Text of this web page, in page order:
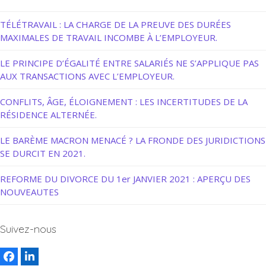
TÉLÉTRAVAIL : LA CHARGE DE LA PREUVE DES DURÉES
MAXIMALES DE TRAVAIL INCOMBE À L’EMPLOYEUR.
LE PRINCIPE D’ÉGALITÉ ENTRE SALARIÉS NE S’APPLIQUE PAS
AUX TRANSACTIONS AVEC L’EMPLOYEUR.
CONFLITS, ÂGE, ÉLOIGNEMENT : LES INCERTITUDES DE LA
RÉSIDENCE ALTERNÉE.
LE BARÈME MACRON MENACÉ ? LA FRONDE DES JURIDICTIONS
SE DURCIT EN 2021.
REFORME DU DIVORCE DU 1er JANVIER 2021 : APERÇU DES
NOUVEAUTES
Suivez-nous
Facebook
LinkedIn